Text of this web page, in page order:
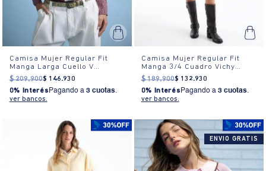
Camisa Mujer Regular Fit
Manga Larga Cuello V
Algodón
$ 209.900$ 146.930
0% Interés Pagando a 3 cuotas.
ver bancos.
Camisa Mujer Regular Fit
Manga 3/4 Cuadro Vichy
Algodón
$ 189.900$ 132.930
0% Interés Pagando a 3 cuotas.
ver bancos.
ENVIO GRATIS